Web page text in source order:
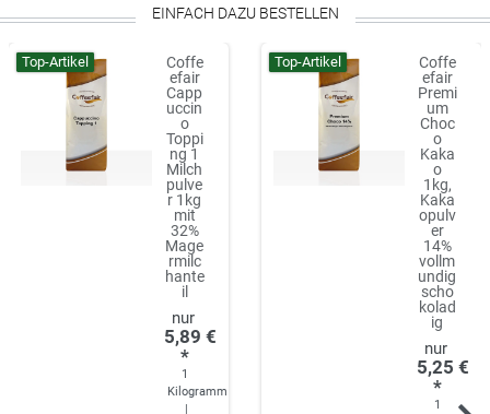
EINFACH DAZU BESTELLEN
Top-Artikel
Coffe
efair
Capp
uccin
o
Toppi
ng 1
Milch
pulve
r 1kg
mit
32%
Mage
rmilc
hante
il
5,89 €
*
1
Kilogramm
Top-Artikel
Coffe
efair
Premi
um
Choc
o
Kaka
o
1kg,
Kaka
opulv
er
14%
vollm
undig
scho
kolad
ig
5,25 €
*
1